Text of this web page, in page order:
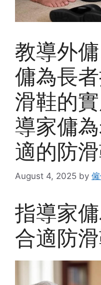
教導外
傭為長
滑鞋的
導家傭
適的防
August 4, 2025 by
指導家
合適防